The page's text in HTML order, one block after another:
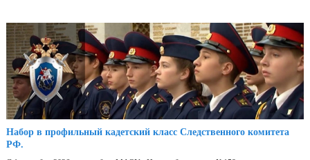
Набор в профильный кадетский класс Следственного комитета
РФ.